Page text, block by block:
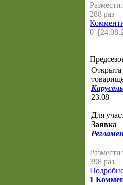
288 раз
0
Открыта
Карусель
23.08
Для
Заявка
398 раз
1